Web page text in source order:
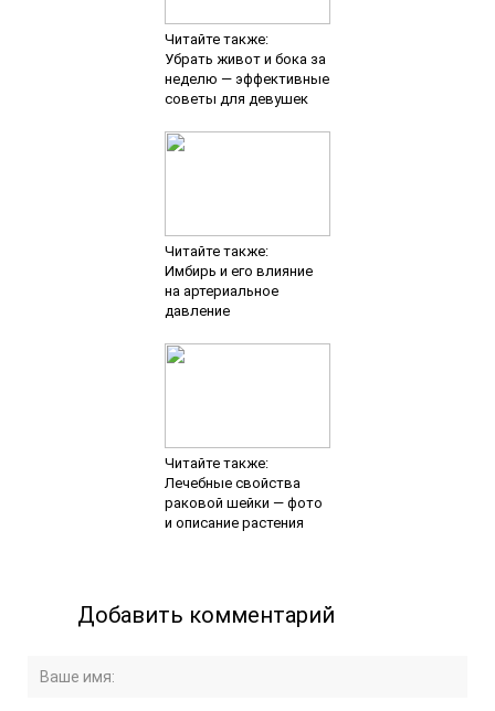
Читайте также:
Убрать живот и бока за
неделю — эффективные
советы для девушек
Читайте также:
Имбирь и его влияние
на артериальное
давление
Читайте также:
Лечебные свойства
раковой шейки — фото
и описание растения
Добавить комментарий